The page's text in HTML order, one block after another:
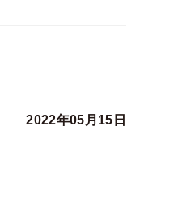
2022年05月15日